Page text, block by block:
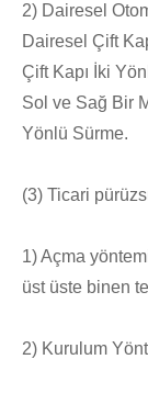
2) Dairesel
Dairesel Çift
Çift Kapı İki
Sol ve Sağ Bir
Yönlü Sürme.
(3) Ticari
1) Açma
üst üste binen
2) Kurulum